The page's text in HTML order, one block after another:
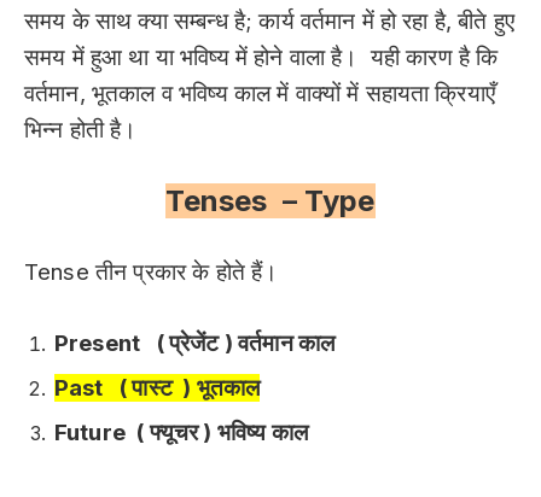
समय के साथ क्या सम्बन्ध है; कार्य वर्तमान में हो रहा है, बीते हुए
समय में हुआ था या भविष्य में होने वाला है। यही कारण है कि
वर्तमान, भूतकाल व भविष्य काल में वाक्यों में सहायता क्रियाएँ
भिन्न होती है।
Tenses – Type
Tense तीन प्रकार के होते हैं।
Present ( प्रेजेंट ) वर्तमान काल
Past ( पास्ट ) भूतकाल
Future ( फ्यूचर ) भविष्य काल